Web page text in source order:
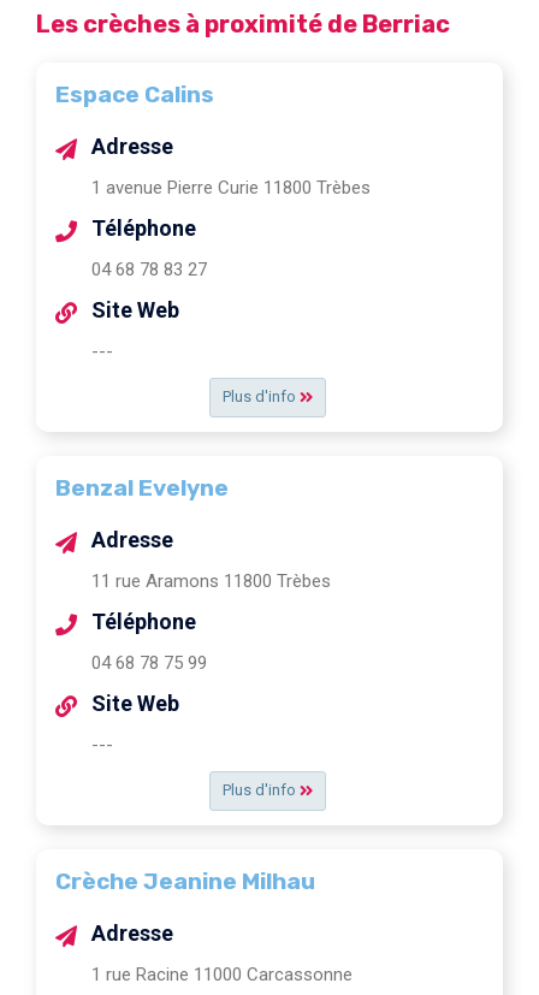
Les crèches à proximité de Berriac
Espace Calins
Plus d'info
Adresse
1 avenue Pierre Curie 11800 Trèbes
Téléphone
04 68 78 83 27
Site Web
---
Benzal Evelyne
Plus d'info
Adresse
11 rue Aramons 11800 Trèbes
Téléphone
04 68 78 75 99
Site Web
---
Crèche Jeanine Milhau
Adresse
1 rue Racine 11000 Carcassonne